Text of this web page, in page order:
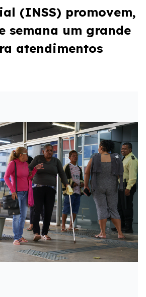
(INSS) promovem,
semana um grande
atendimentos